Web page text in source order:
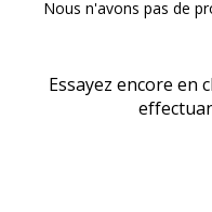
Nous n'avons pas de
Essayez encore en